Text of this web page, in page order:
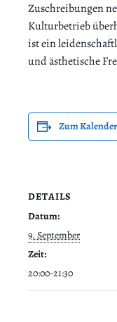
Zuschreibungen
Kulturbetrieb
ist ein
und ästhetische
Zum
DETAILS
Datum:
9. September
Zeit:
20:00-21:30